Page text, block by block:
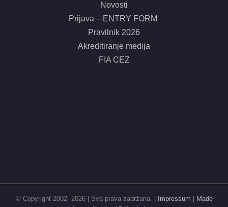
Novosti
Prijava – ENTRY FORM
Pravilnik 2026
Akreditiranje medija
FIA CEZ
© Copyright 2002- 2026 | Sva prava zadržana. | Impressum
Made